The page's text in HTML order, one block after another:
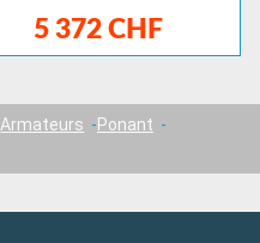
5 372 CHF
Armateurs
Ponant